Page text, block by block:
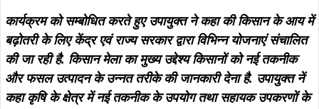
कार्यक्रम को सम्बोधित करते हुए उपायुक्त ने कहा की किसान के आय में
बढ़ोतरी के लिए केंद्र एवं राज्य सरकार द्वारा विभिन्न योजनाएं संचालित
की जा रही है. किसान मेला का मुख्य उद्देश्य किसानों को नई तकनीक
और फसल उत्पादन के उन्नत तरीके की जानकारी देना है. उपायुक्त नें
कहा कृषि के क्षेत्र में नई तकनीक के उपयोग तथा सहायक उपकरणों के